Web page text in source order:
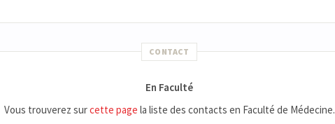
CONTACT
En Faculté
Vous trouverez surcette page la liste des contacts en Faculté de Médecine.